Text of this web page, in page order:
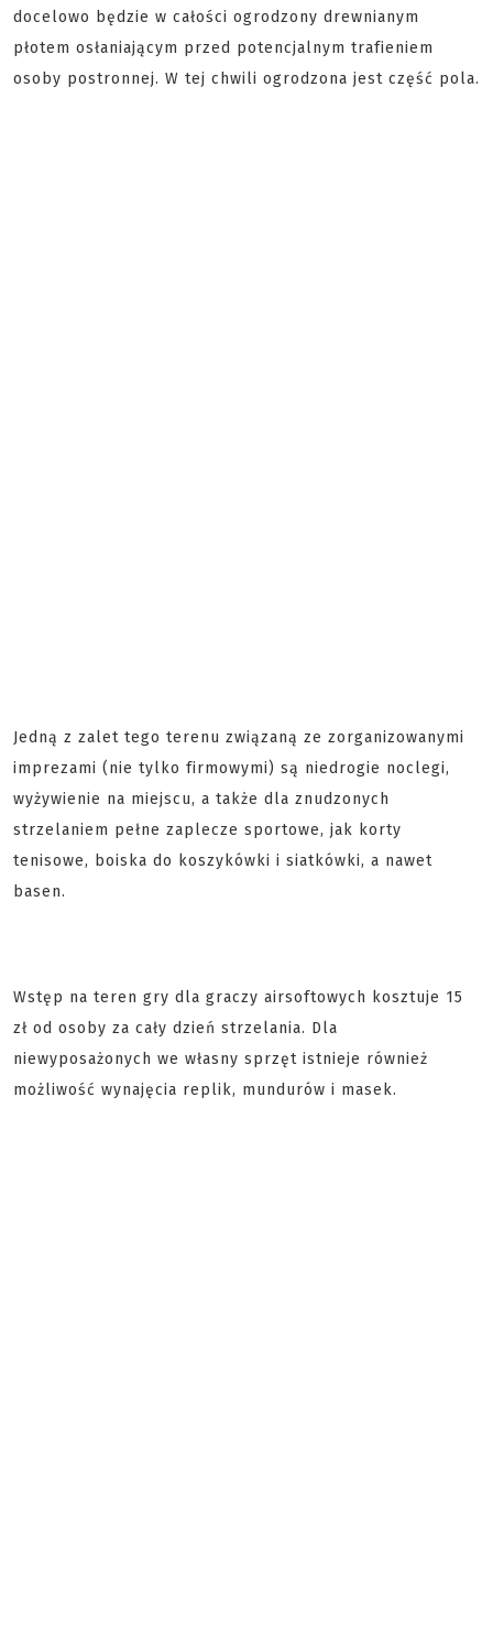
docelowo będzie w całości ogrodzony drewnianym
płotem osłaniającym przed potencjalnym trafieniem
osoby postronnej. W tej chwili ogrodzona jest część pola.
Jedną z zalet tego terenu związaną ze zorganizowanymi
imprezami (nie tylko firmowymi) są niedrogie noclegi,
wyżywienie na miejscu, a także dla znudzonych
strzelaniem pełne zaplecze sportowe, jak korty
tenisowe, boiska do koszykówki i siatkówki, a nawet
basen.
Wstęp na teren gry dla graczy airsoftowych kosztuje 15
zł od osoby za cały dzień strzelania. Dla
niewyposażonych we własny sprzęt istnieje również
możliwość wynajęcia replik, mundurów i masek.